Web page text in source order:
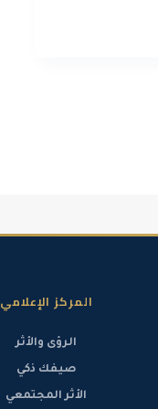
بعد البدء
المركز الإعلامي
الرؤى والأثر
صيفك ذكي
الأثر المجتمعي